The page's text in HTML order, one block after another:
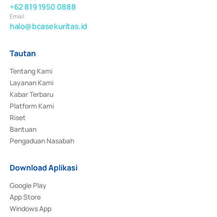
+62 819 1950 0888
Email
halo@bcasekuritas.id
Tautan
Tentang Kami
Layanan Kami
Kabar Terbaru
Platform Kami
Riset
Bantuan
Pengaduan Nasabah
Download Aplikasi
Google Play
App Store
Windows App